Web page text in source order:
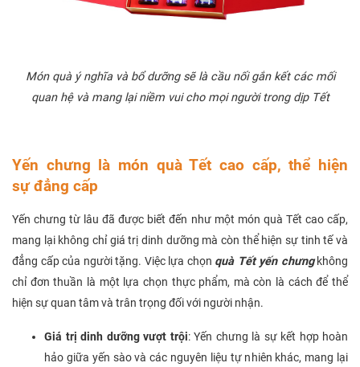
Món quà ý nghĩa và bổ dưỡng sẽ là cầu nối gắn kết các mối
quan hệ và mang lại niềm vui cho mọi người trong dịp Tết
Yến chưng là món quà Tết cao cấp, thể hiện
sự đẳng cấp
Yến chưng từ lâu đã được biết đến như một món quà Tết cao cấp,
mang lại không chỉ giá trị dinh dưỡng mà còn thể hiện sự tinh tế và
đẳng cấp của người tặng. Việc lựa chọn quà Tết yến chưngkhông
chỉ đơn thuần là một lựa chọn thực phẩm, mà còn là cách để thể
hiện sự quan tâm và trân trọng đối với người nhận.
Giá trị dinh dưỡng vượt trội: Yến chưng là sự kết hợp hoàn
hảo giữa yến sào và các nguyên liệu tự nhiên khác, mang lại